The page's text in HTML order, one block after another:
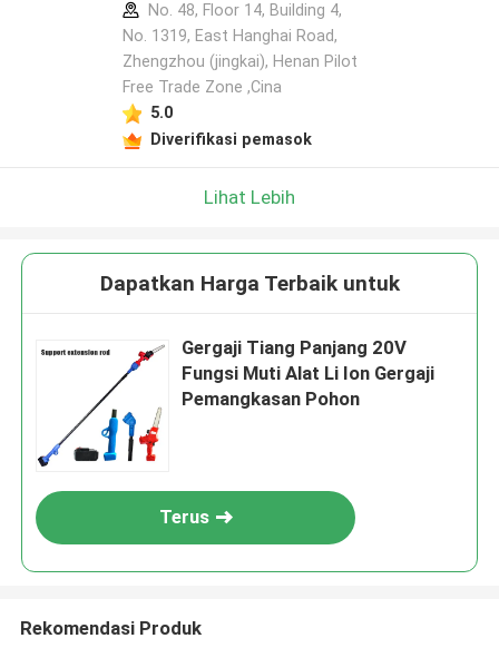
Tinggalkan pesan
Kami akan segera menghubungi Anda
kembali!
Kirimkan
No. 48, Floor 14, Building 4,
No. 1319, East Hanghai Road,
Zhengzhou (jingkai), Henan Pilot
Free Trade Zone ,Cina
5.0
Diverifikasi pemasok
Lihat Lebih
Dapatkan Harga Terbaik untuk
Gergaji Tiang Panjang 20V
Fungsi Muti Alat Li Ion Gergaji
Pemangkasan Pohon
Terus
Rekomendasi Produk